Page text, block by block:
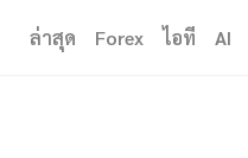
ล่าสุด Forex ไอที AI